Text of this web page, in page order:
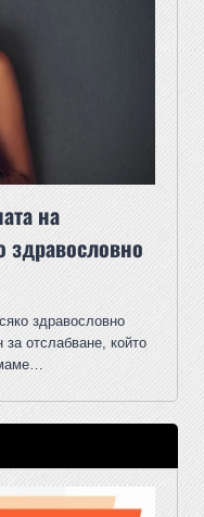
на
здравословно
здравословно
за отслабване, който